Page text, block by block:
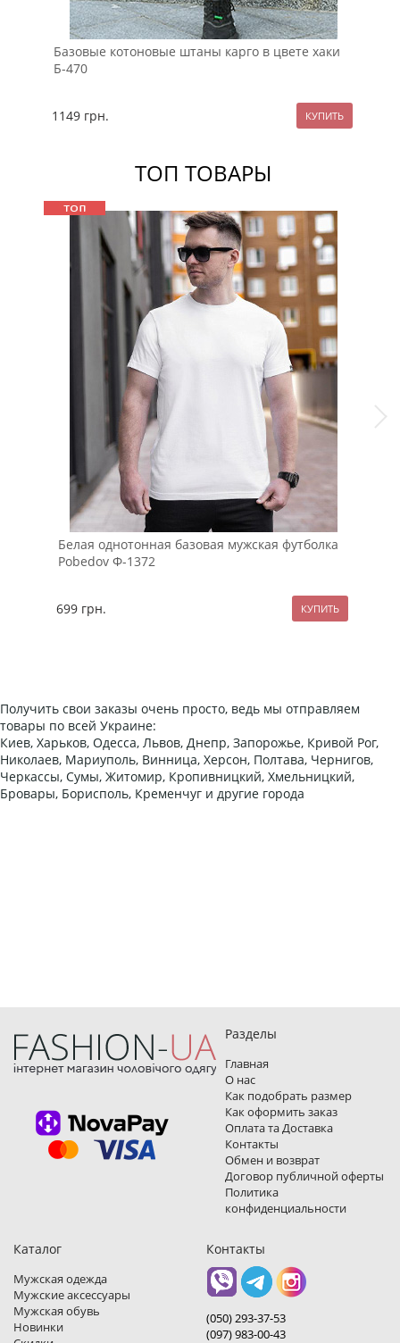
Базовые котоновые штаны карго в цвете хаки
Б-470
1149 грн.
ТОП ТОВАРЫ
Белая однотонная базовая мужская футболка
Pobedov Ф-1372
699 грн.
Получить свои заказы очень просто, ведь мы отправляем
товары по всей Украине:
Киев, Харьков, Одесса, Львов, Днепр, Запорожье, Кривой Рог,
Николаев, Мариуполь, Винница, Херсон, Полтава, Чернигов,
Черкассы, Сумы, Житомир, Кропивницкий, Хмельницкий,
Бровары, Борисполь, Кременчуг и другие города
Разделы
Главная
О нас
Как подобрать размер
Как оформить заказ
Оплата та Доставка
Контакты
Обмен и возврат
Договор публичной оферты
Политика
конфиденциальности
Каталог
Мужская одежда
Мужские аксессуары
Мужская обувь
Новинки
Контакты
(050) 293-37-53
(097) 983-00-43